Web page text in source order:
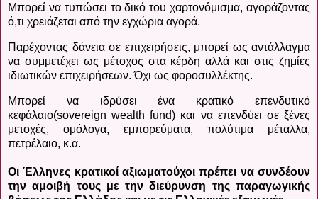
Μπορεί να τυπώσει το δικό του χαρτονόμισμα, αγοράζοντας
ό,τι χρειάζεται από την εγχώρια αγορά.
Παρέχοντας δάνεια σε επιχειρήσεις, μπορεί ως αντάλλαγμα
να συμμετέχει ως μέτοχος στα κέρδη αλλά και στις ζημίες
ιδιωτικών επιχειρήσεων. Όχι ως φοροσυλλέκτης.
Μπορεί να ιδρύσει ένα κρατικό επενδυτικό
κεφάλαιο(sovereign wealth fund) και να επενδύει σε ξένες
μετοχές, ομόλογα, εμπορεύματα, πολύτιμα μέταλλα,
πετρέλαιο, κ.α.
Οι Έλληνες κρατικοί αξιωματούχοι πρέπει να συνδέουν
την αμοιβή τους με την διεύρυνση της παραγωγικής